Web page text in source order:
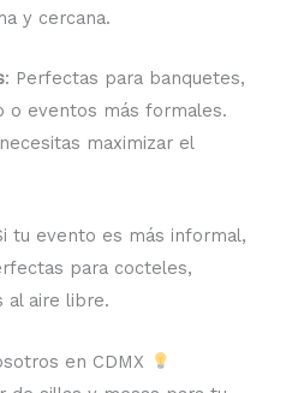
y cercana.
: Perfectas para banquetes,
o eventos más formales.
maximizar el
tu evento es más informal,
para cocteles,
al aire libre.
en CDMX